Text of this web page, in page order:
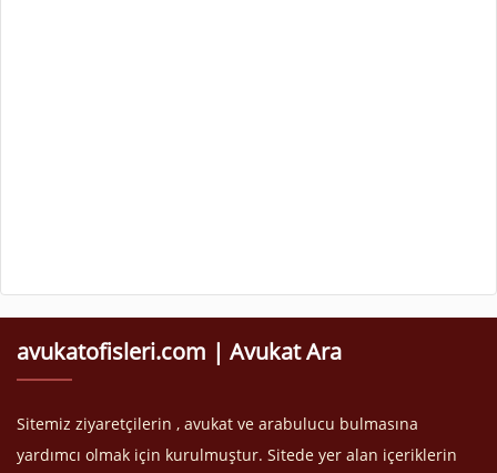
avukatofisleri.com | Avukat Ara
Sitemiz ziyaretçilerin , avukat ve arabulucu bulmasına
yardımcı olmak için kurulmuştur. Sitede yer alan içeriklerin